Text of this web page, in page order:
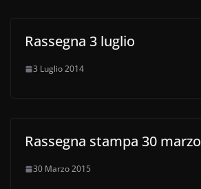
Rassegna 3 luglio
3 Luglio 2014
Rassegna stampa 30 marzo
30 Marzo 2015